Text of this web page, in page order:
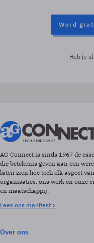
Word
Heb je
AG Connect is sinds 1967 de
die betekenis geven aan een
laten zien hoe tech elk aspect
organisaties, ons werk en onze
en maatschappij.
Lees ons manifest >
Over ons